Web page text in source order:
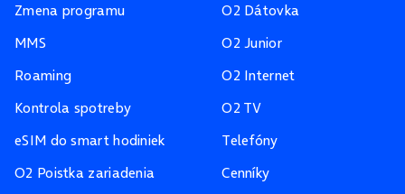
Zmena programu
MMS
Roaming
Kontrola spotreby
eSIM do smart hodiniek
O2 Poistka zariadenia
O2 Dátovka
O2 Junior
O2 Internet
O2 TV
Telefóny
Cenníky